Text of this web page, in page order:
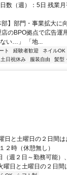
数（週）：5日 残業
】部門・事業拡大に
のBPO拠点で広告運
い…」 「地...
ト 経験者歓迎 ネイルOK
土日祝休み 服装自由 髪型
日と土曜日の２日間
２時（休憩無し）
（週２日～勤務可能
曜日と土曜日の２日